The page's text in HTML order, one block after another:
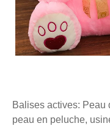
Balises actives: Peau
peau en peluche,